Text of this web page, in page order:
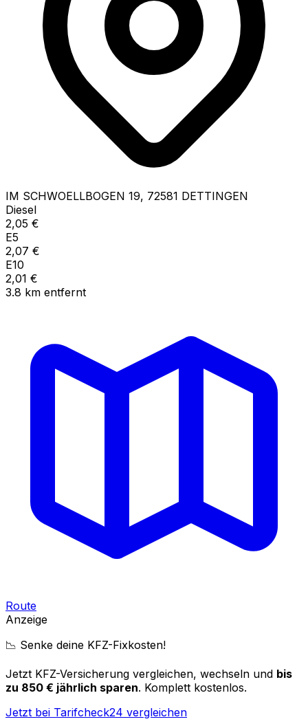
IM SCHWOELLBOGEN 19, 72581 DETTINGEN
Diesel
2,05 €
E5
2,07 €
E10
2,01 €
3.8 km entfernt
Route
Anzeige
📉 Senke deine KFZ-Fixkosten!
Jetzt KFZ-Versicherung vergleichen, wechseln und bis
zu 850 € jährlich sparen. Komplett kostenlos.
Jetzt bei Tarifcheck24 vergleichen